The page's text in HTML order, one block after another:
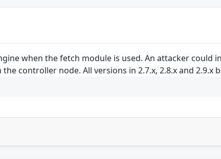
when the fetch module is used. An attacker could
controller node. All versions in 2.7.x, 2.8.x and 2.9.x